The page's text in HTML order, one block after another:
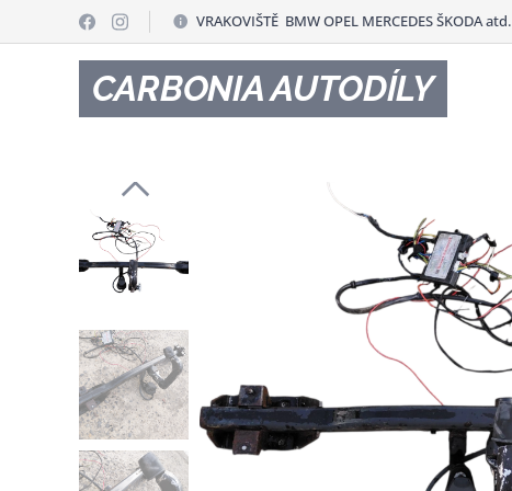
VRAKOVIŠTĚ BMW OPEL MERCEDES ŠKODA atd.
CARBONIA AUTODÍLY